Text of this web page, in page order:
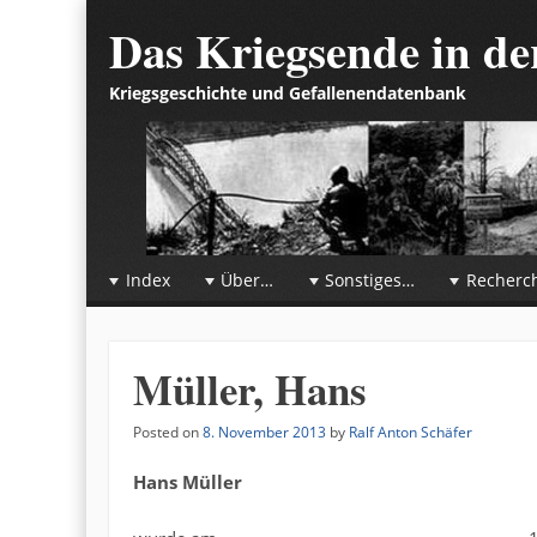
Das Kriegsende in
Kriegsgeschichte und Gefallenendatenbank
☰Menu
Skip to content
Index Über… Sonstiges…
Müller, Hans
Posted on 8. November 2013by Ralf Anton Schäfer
Hans Müller